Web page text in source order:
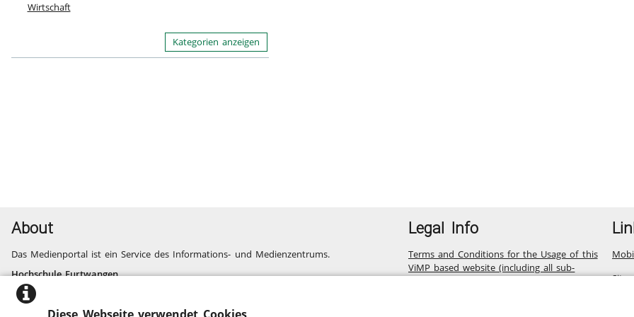
Wirtschaft
Kategorien anzeigen
About
Das Medienportal ist ein Service des Informations- und Medienzentrums.
Hochschule Furtwangen
Informatik, Technik, Wirtschaft, Medien, Gesundheit
Fragen und Probleme
Legal Info
Terms and Conditions for the Usage of this
ViMP based website (including all sub-